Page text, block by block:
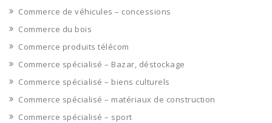
Commerce de véhicules – concessions
Commerce du bois
Commerce produits télécom
Commerce spécialisé – Bazar, déstockage
Commerce spécialisé – biens culturels
Commerce spécialisé – matériaux de construction
Commerce spécialisé – sport